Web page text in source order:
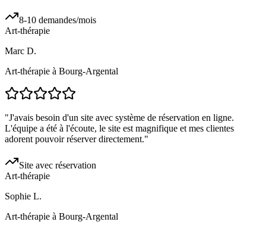
8-10 demandes/mois
Art-thérapie
Marc D.
Art-thérapie à Bourg-Argental
"J'avais besoin d'un site avec système de réservation en ligne.
L'équipe a été à l'écoute, le site est magnifique et mes clientes
adorent pouvoir réserver directement."
Site avec réservation
Art-thérapie
Sophie L.
Art-thérapie à Bourg-Argental